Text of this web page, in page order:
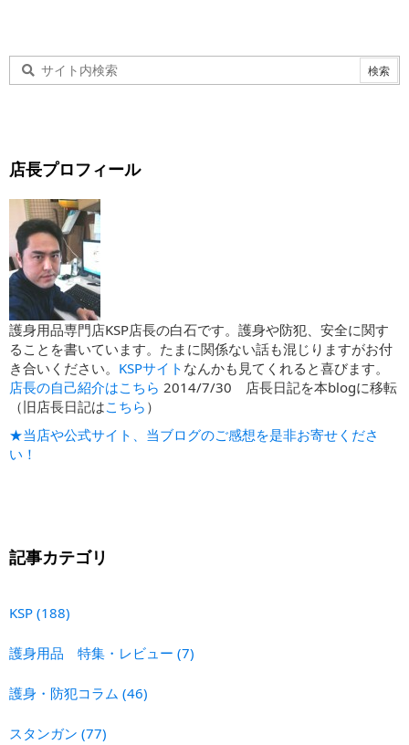
店長プロフィール
護身用品専門店KSP店長の白石です。護身や防犯、安全に関す
ることを書いています。たまに関係ない話も混じりますがお付
き合いください。 KSPサイト なんかも見てくれると喜びます。
店長の自己紹介はこちら 2014/7/30 店長日記を本blogに移転
（旧店長日記はこちら ）
★当店や公式サイト、当ブログのご感想を是非お寄せくださ
い！
記事カテゴリ
KSP (188)
護身用品 特集・レビュー (7)
護身・防犯コラム (46)
スタンガン (77)